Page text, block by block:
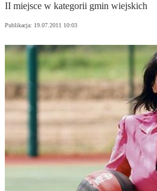
II miejsce w kategorii gmin wiejskich
Publikacja: 19.07.2011 10:03